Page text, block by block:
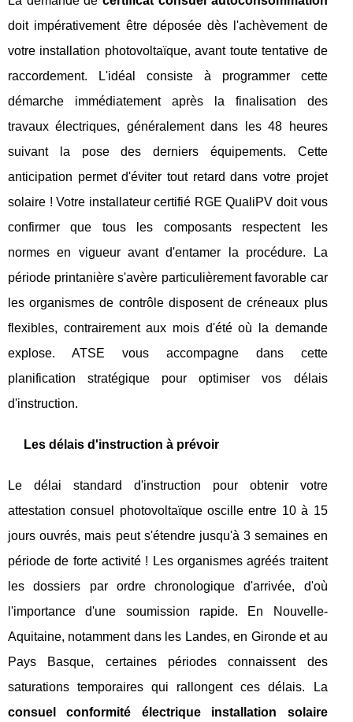
doit impérativement être déposée dès l'achèvement de
votre installation photovoltaïque, avant toute tentative de
raccordement. L'idéal consiste à programmer cette
démarche immédiatement après la finalisation des
travaux électriques, généralement dans les 48 heures
suivant la pose des derniers équipements. Cette
anticipation permet d'éviter tout retard dans votre projet
solaire ! Votre installateur certifié RGE QualiPV doit vous
confirmer que tous les composants respectent les
normes en vigueur avant d'entamer la procédure. La
période printanière s'avère particulièrement favorable car
les organismes de contrôle disposent de créneaux plus
flexibles, contrairement aux mois d'été où la demande
explose. ATSE vous accompagne dans cette
planification stratégique pour optimiser vos délais
d'instruction.
Les délais d'instruction à prévoir
Le délai standard d'instruction pour obtenir votre
attestation consuel photovoltaïque oscille entre 10 à 15
jours ouvrés, mais peut s'étendre jusqu'à 3 semaines en
période de forte activité ! Les organismes agréés traitent
les dossiers par ordre chronologique d'arrivée, d'où
l'importance d'une soumission rapide. En Nouvelle-
Aquitaine, notamment dans les Landes, en Gironde et au
Pays Basque, certaines périodes connaissent des
saturations temporaires qui rallongent ces délais. La
consuel conformité électrique installation solaire